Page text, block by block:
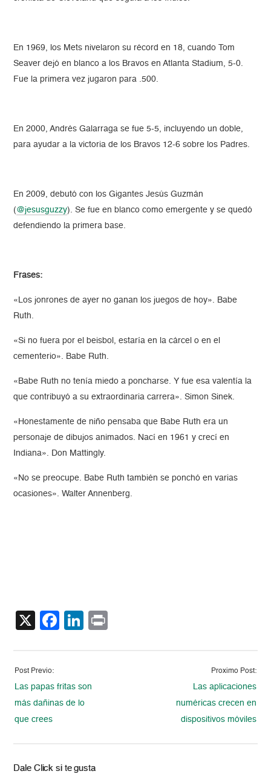
En 1969, los Mets nivelaron su récord en 18, cuando Tom
Seaver dejó en blanco a los Bravos en Atlanta Stadium, 5-0.
Fue la primera vez jugaron para .500.
En 2000, Andrés Galarraga se fue 5-5, incluyendo un doble,
para ayudar a la victoria de los Bravos 12-6 sobre los Padres.
En 2009, debutó con los Gigantes Jesús Guzmán
(@jesusguzzy). Se fue en blanco como emergente y se quedó
defendiendo la primera base.
Frases:
«Los jonrones de ayer no ganan los juegos de hoy». Babe
Ruth.
«Si no fuera por el beisbol, estaría en la cárcel o en el
cementerio». Babe Ruth.
«Babe Ruth no tenía miedo a poncharse. Y fue esa valentía la
que contribuyó a su extraordinaria carrera». Simon Sinek.
«Honestamente de niño pensaba que Babe Ruth era un
personaje de dibujos animados. Nací en 1961 y crecí en
Indiana». Don Mattingly.
«No se preocupe. Babe Ruth también se ponchó en varias
ocasiones». Walter Annenberg.
X Facebook
LinkedIn
Post Previo:
Las papas fritas son
más dañinas de lo
que crees
Proximo Post:
Las aplicaciones
numéricas crecen en
dispositivos móviles
Dale Click si te gusta